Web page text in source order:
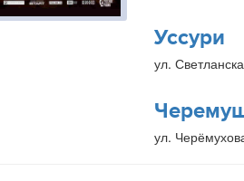
Уссури
ул.
ул.